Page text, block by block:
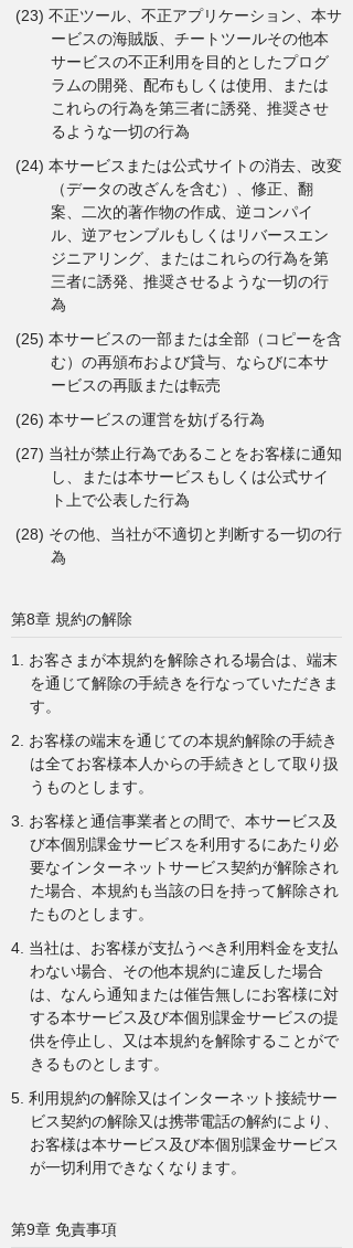
(23) 不正ツール、不正アプリケーション、本サ
ービスの海賊版、チートツールその他本
サービスの不正利用を目的としたプログ
ラムの開発、配布もしくは使用、または
これらの行為を第三者に誘発、推奨させ
るような一切の行為
(24) 本サービスまたは公式サイトの消去、改変
（データの改ざんを含む）、修正、翻
案、二次的著作物の作成、逆コンパイ
ル、逆アセンブルもしくはリバースエン
ジニアリング、またはこれらの行為を第
三者に誘発、推奨させるような一切の行
為
(25) 本サービスの一部または全部（コピーを含
む）の再頒布および貸与、ならびに本サ
ービスの再販または転売
(26) 本サービスの運営を妨げる行為
(27) 当社が禁止行為であることをお客様に通知
し、または本サービスもしくは公式サイ
ト上で公表した行為
(28) その他、当社が不適切と判断する一切の行
為
第8章 規約の解除
1. お客さまが本規約を解除される場合は、端末
を通じて解除の手続きを行なっていただきま
す。
2. お客様の端末を通じての本規約解除の手続き
は全てお客様本人からの手続きとして取り扱
うものとします。
3. お客様と通信事業者との間で、本サービス及
び本個別課金サービスを利用するにあたり必
要なインターネットサービス契約が解除され
た場合、本規約も当該の日を持って解除され
たものとします。
4. 当社は、お客様が支払うべき利用料金を支払
わない場合、その他本規約に違反した場合
は、なんら通知または催告無しにお客様に対
する本サービス及び本個別課金サービスの提
供を停止し、又は本規約を解除することがで
きるものとします。
5. 利用規約の解除又はインターネット接続サー
ビス契約の解除又は携帯電話の解約により、
お客様は本サービス及び本個別課金サービス
が一切利用できなくなります。
第9章 免責事項